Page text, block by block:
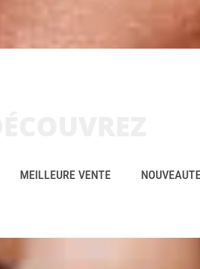
MEILLEURE VENTE